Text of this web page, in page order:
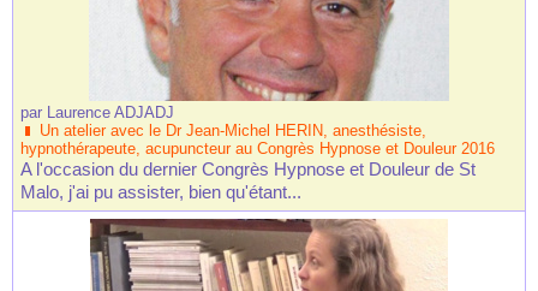
par Laurence ADJADJ
Un atelier avec le Dr Jean-Michel HERIN, anesthésiste,
hypnothérapeute, acupuncteur au Congrès Hypnose et Douleur 2016
A l'occasion du dernier Congrès Hypnose et Douleur de St
Malo, j'ai pu assister, bien qu'étant...